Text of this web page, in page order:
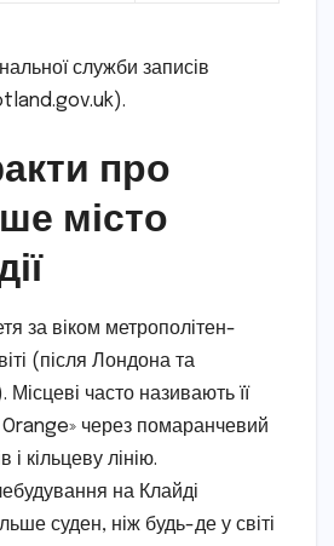
служби записів
про
місто
за віком метрополітен-
(після Лондона та
часто називають її
через помаранчевий
і кільцеву лінію.
на Клайді
суден, ніж будь-де у світі